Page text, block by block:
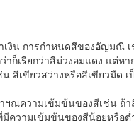
เงิน การกำหนดสีของอัญ
าก็เรียกว่าสีม่วงอมแดง แต่
สีเขียวสว่างหรือสีเขียวมืด
ฯณความเข้มข้นของสีเช่น
ความเข้มข้นของสีน้อยหรือ